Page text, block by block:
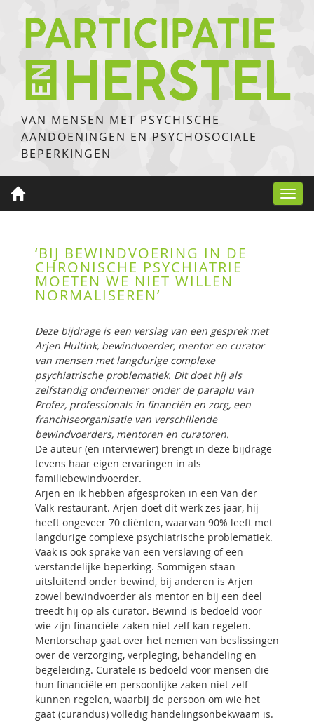
VAN MENSEN MET PSYCHISCHE
AANDOENINGEN EN PSYCHOSOCIALE
BEPERKINGEN
‘BIJ BEWINDVOERING IN DE
CHRONISCHE PSYCHIATRIE
MOETEN WE NIET WILLEN
NORMALISEREN’
Deze bijdrage is een verslag van een gesprek met
Arjen Hultink, bewindvoerder, mentor en curator
van mensen met langdurige complexe
psychiatrische problematiek. Dit doet hij als
zelfstandig ondernemer onder de paraplu van
Profez, professionals in financiën en zorg, een
franchiseorganisatie van verschillende
bewindvoerders, mentoren en curatoren.
De auteur (en interviewer) brengt in deze bijdrage
tevens haar eigen ervaringen in als
familiebewindvoerder.
Arjen en ik hebben afgesproken in een Van der
Valk-restaurant. Arjen doet dit werk zes jaar, hij
heeft ongeveer 70 cliënten, waarvan 90% leeft met
langdurige complexe psychiatrische problematiek.
Vaak is ook sprake van een verslaving of een
verstandelijke beperking. Sommigen staan
uitsluitend onder bewind, bij anderen is Arjen
zowel bewindvoerder als mentor en bij een deel
treedt hij op als curator. Bewind is bedoeld voor
wie zijn financiële zaken niet zelf kan regelen.
Mentorschap gaat over het nemen van beslissingen
over de verzorging, verpleging, behandeling en
begeleiding. Curatele is bedoeld voor mensen die
hun financiële en persoonlijke zaken niet zelf
kunnen regelen, waarbij de persoon om wie het
gaat (curandus) volledig handelingsonbekwaam is.